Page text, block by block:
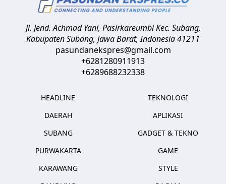
Jl. Jend. Achmad Yani, Pasirkareumbi Kec. Subang,
Kabupaten Subang, Jawa Barat,Indonesia41211
pasundanekspres@gmail.com
+6281280911913
+6289688232338
HEADLINE
DAERAH
SUBANG
PURWAKARTA
KARAWANG
TEKNOLOGI
APLIKASI
GADGET & TEKNO
GAME
STYLE